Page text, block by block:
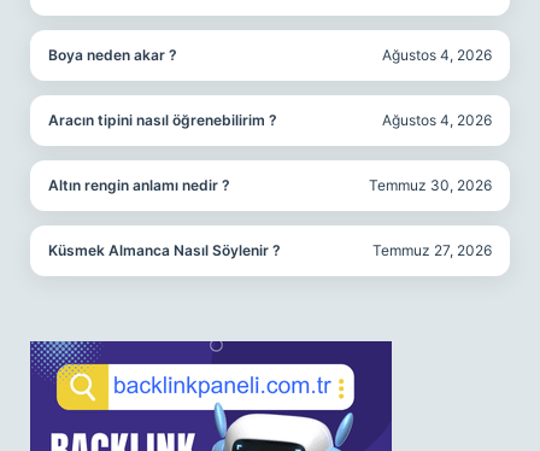
Boya neden akar ? Ağustos 4, 2026
Aracın tipini nasıl öğrenebilirim ? Ağustos 4, 2026
Altın rengin anlamı nedir ? Temmuz 30, 2026
Küsmek Almanca Nasıl Söylenir ? Temmuz 27, 2026